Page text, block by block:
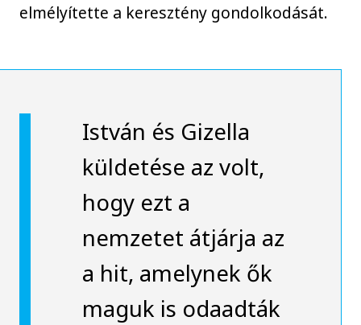
elmélyítette a keresztény gondolkodását.
István és Gizella
küldetése az volt,
hogy ezt a
nemzetet átjárja az
a hit, amelynek ők
maguk is odaadták